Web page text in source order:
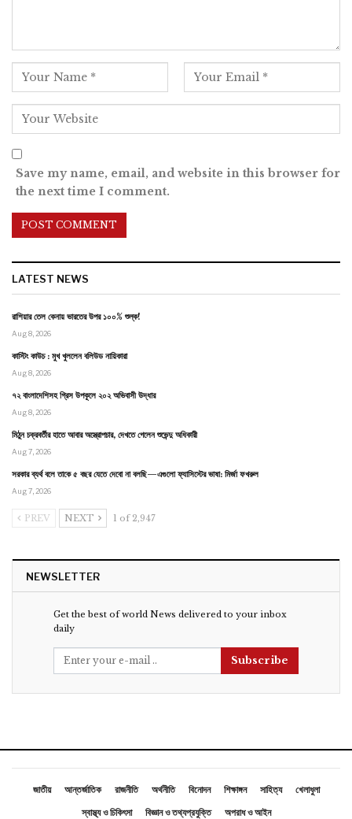
Save my name, email, and website in this browser for
the next time I comment.
LATEST NEWS
রাশিয়ার তেল কেনায় ভারতের উপর ১০০% শুল্ক!
Aug 8, 2026
কাস্টিং কাউচ : মুখ খুললেন বলিউড নায়িকারা
Aug 8, 2026
৭২ বাংলাদেশিসহ গ্রিস উপকূলে ২০২ অভিবাসী উদ্ধার
Aug 8, 2026
মিঠুন চক্রবর্তীর হাতে আবার অস্ত্রোপচার, দেখতে গেলেন শুভেন্দু অধিকারী
Aug 7, 2026
সরকার ব্যর্থ বলে তাকে ৫ বছর যেতে দেবো না বলছি—এগুলো ফ্যাসিস্টের ভাষা: মির্জা ফখরুল
Aug 7, 2026
PREV NEXT 1 of 2,947
NEWSLETTER
Get the best of world News delivered to your inbox
daily
Subscribe
জাতীয় আন্তর্জাতিক রাজনীতি অর্থনীতি বিনোদন শিক্ষাঙ্গন সাহিত্য
খেলাধুলা
স্বাস্থ্য ও চিকিৎসা
বিজ্ঞান ও তথ্যপ্রযুক্তি অপরাধ ও আইন